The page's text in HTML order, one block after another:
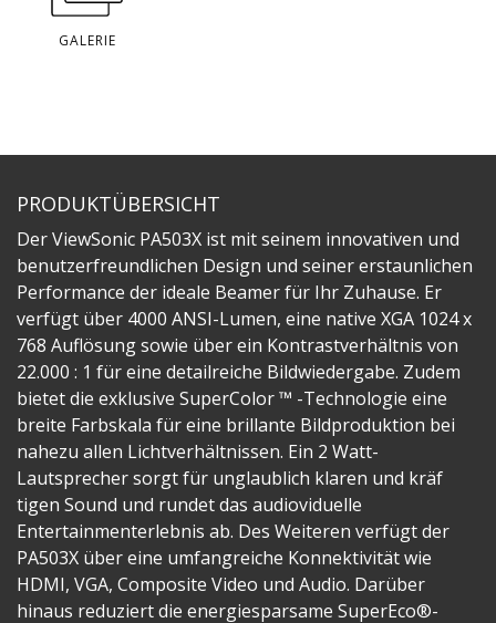
GALERIE
PRODUKTÜBERSICHT
Der ViewSonic PA503X ist mit seinem innovativen und
benutzerfreundlichen Design und seiner erstaunlichen
Performance der ideale Beamer für Ihr Zuhause. Er
verfügt über 4000 ANSI-Lumen, eine native XGA 1024 x
768 Auflösung sowie über ein Kontrastverhältnis von
22.000 : 1 für eine detailreiche Bildwiedergabe. Zudem
bietet die exklusive SuperColor ™ -Technologie eine
breite Farbskala für eine brillante Bildproduktion bei
nahezu allen Lichtverhältnissen. Ein 2 Watt-
Lautsprecher sorgt für unglaublich klaren und kräf
tigen Sound und rundet das audioviduelle
Entertainmenterlebnis ab. Des Weiteren verfügt der
PA503X über eine umfangreiche Konnektivität wie
HDMI, VGA, Composite Video und Audio. Darüber
hinaus reduziert die energiesparsame SuperEco®-